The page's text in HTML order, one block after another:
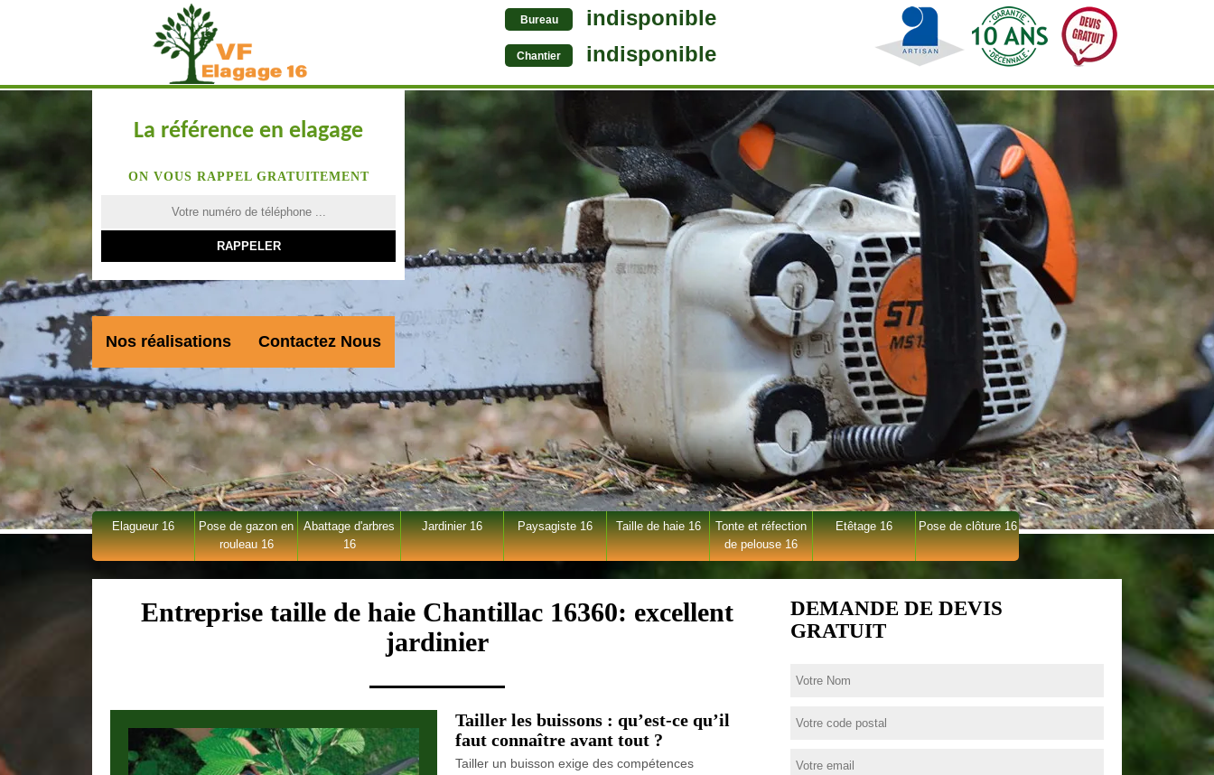
Bureau indisponible
Chantier indisponible
La référence en elagage
ON VOUS RAPPEL GRATUITEMENT
Nos réalisations Contactez Nous
Elagueur 16
Pose de gazon en
rouleau 16
Abattage d'arbres
16
Jardinier 16 Paysagiste 16 Taille de haie 16
Tonte et réfection
de pelouse 16
Etêtage 16 Pose de clôture 16
Entreprise taille de haie Chantillac 16360: excellent
jardinier
Tailler les buissons : qu’est-ce qu’il
faut connaître avant tout ?
Tailler un buisson exige des compétences
DEMANDE DE DEVIS
GRATUIT